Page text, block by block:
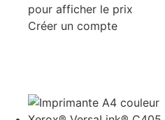
pour afficher le prix
Créer un compte